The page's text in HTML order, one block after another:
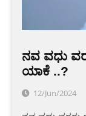
ನವ ವಧು
ಯಾಕೆ ..?
12/Jun/2024